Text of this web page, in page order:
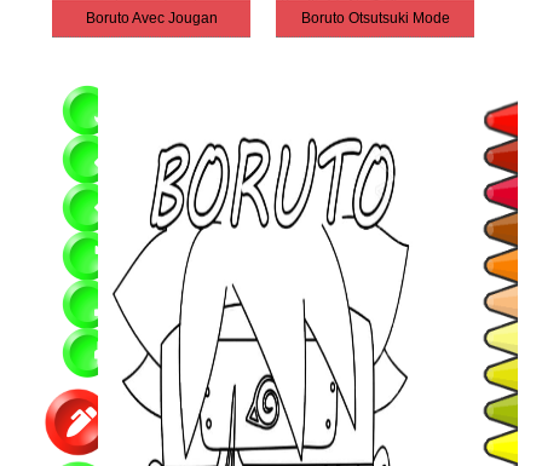
Boruto Avec Jougan Boruto Otsutsuki Mode